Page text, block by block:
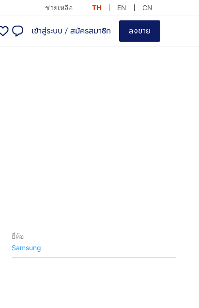
ช่วยเหลือ TH EN CN
เข้าสู่ระบบ / สมัครสมาชิก ลงขาย
ยี่ห้อ
Samsung